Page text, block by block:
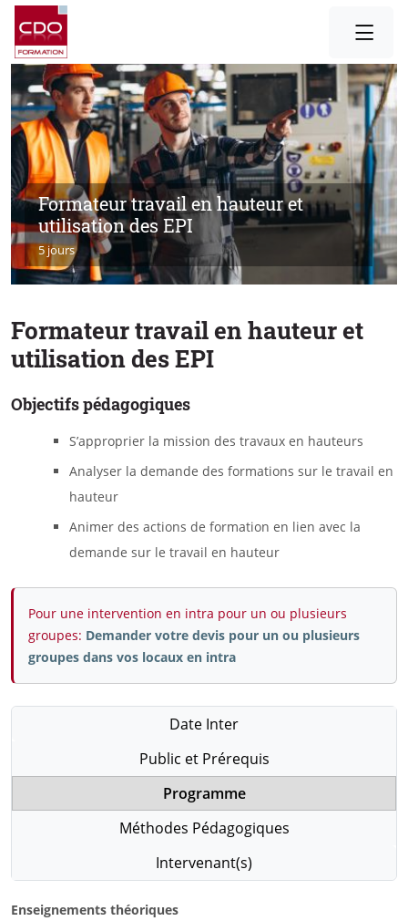
Formateur travail en hauteur et
utilisation des EPI
5 jours
Formateur travail en hauteur et
utilisation des EPI
Objectifs pédagogiques
S’approprier la mission des travaux en hauteurs
Analyser la demande des formations sur le travail en
hauteur
Animer des actions de formation en lien avec la
demande sur le travail en hauteur
Pour une intervention en intra pour un ou plusieurs
groupes: Demander votre devis pour un ou plusieurs
groupes dans vos locaux en intra
Date Inter
Public et Prérequis
Programme
Méthodes Pédagogiques
Intervenant(s)
Enseignements théoriques